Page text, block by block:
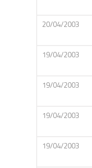
20/04/2003
19/04/2003
19/04/2003
19/04/2003
19/04/2003